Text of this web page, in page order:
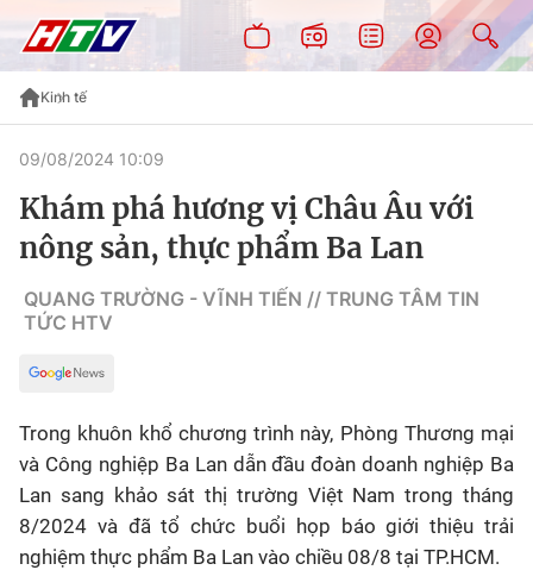
Kinh tế
09/08/2024 10:09
Khám phá hương vị Châu Âu với
nông sản, thực phẩm Ba Lan
QUANG TRƯỜNG - VĨNH TIẾN // TRUNG TÂM TIN
TỨC HTV
Trong khuôn khổ chương trình này, Phòng Thương mại
và Công nghiệp Ba Lan dẫn đầu đoàn doanh nghiệp Ba
Lan sang khảo sát thị trường Việt Nam trong tháng
8/2024 và đã tổ chức buổi họp báo giới thiệu trải
nghiệm thực phẩm Ba Lan vào chiều 08/8 tại TP.HCM.